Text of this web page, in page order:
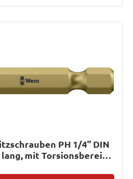
PH 1/4" DIN
lang, mit Torsionsbereich,